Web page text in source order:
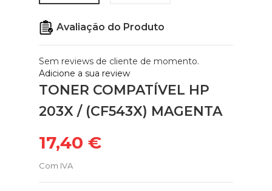
Avaliação do Produto
Sem reviews de cliente de momento.
Adicione a sua review
TONER COMPATÍVEL HP
203X / (CF543X) MAGENTA
17,40 €
Com IVA